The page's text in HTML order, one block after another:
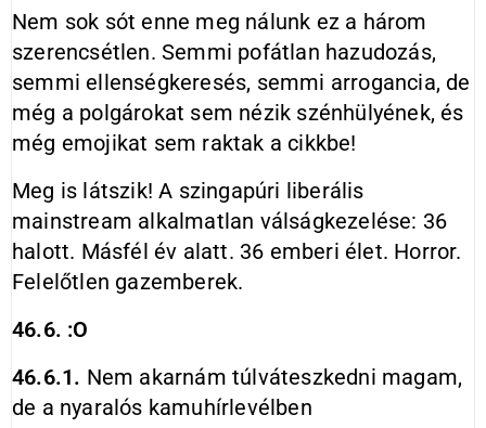
Nem sok sót enne meg nálunk ez a három
szerencsétlen. Semmi pofátlan hazudozás,
semmi ellenségkeresés, semmi arrogancia, de
még a polgárokat sem nézik szénhülyének, és
még emojikat sem raktak a cikkbe!
Meg is látszik! A szingapúri liberális
mainstream alkalmatlan válságkezelése: 36
halott. Másfél év alatt. 36 emberi élet. Horror.
Felelőtlen gazemberek.
46.6. :O
46.6.1. Nem akarnám túlváteszkedni magam,
de a nyaralós kamuhírlevélben